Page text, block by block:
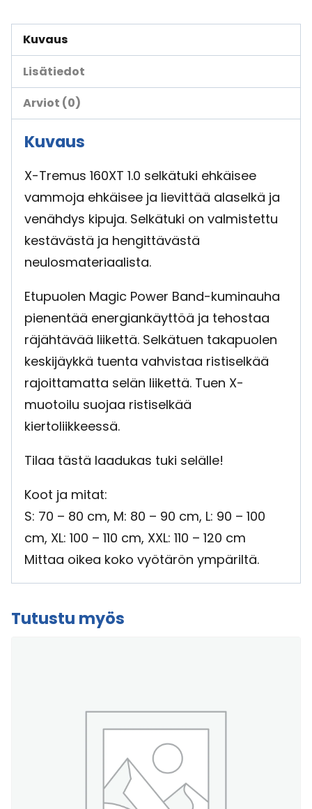
160XT
määrä
Kuvaus
Lisätiedot
Arviot (0)
Kuvaus
X-Tremus 160XT 1.0 selkätuki ehkäisee
vammoja ehkäisee ja lievittää alaselkä ja
venähdys kipuja. Selkätuki on valmistettu
kestävästä ja hengittävästä
neulosmateriaalista.
Etupuolen Magic Power Band-kuminauha
pienentää energiankäyttöä ja tehostaa
räjähtävää liikettä. Selkätuen takapuolen
keskijäykkä tuenta vahvistaa ristiselkää
rajoittamatta selän liikettä. Tuen X-
muotoilu suojaa ristiselkää
kiertoliikkeessä.
Tilaa tästä laadukas tuki selälle!
Koot ja mitat:
S: 70 – 80 cm, M: 80 – 90 cm, L: 90 – 100
cm, XL: 100 – 110 cm, XXL: 110 – 120 cm
Mittaa oikea koko vyötärön ympäriltä.
Tutustu myös